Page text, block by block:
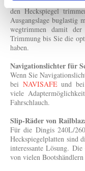
den Heckspiegel
Ausgangslage buglastig
wegtrimmen damit
Trimmung bis Sie die
haben.
Navigationslichter für
Wenn Sie
bei NAVISAFEund
viele
Fahrschlauch.
Slip-Räder von
Für die Dingis 240L/
Heckspiegelplatten sind
interessante Lösung.
von vielen Bootshändlern